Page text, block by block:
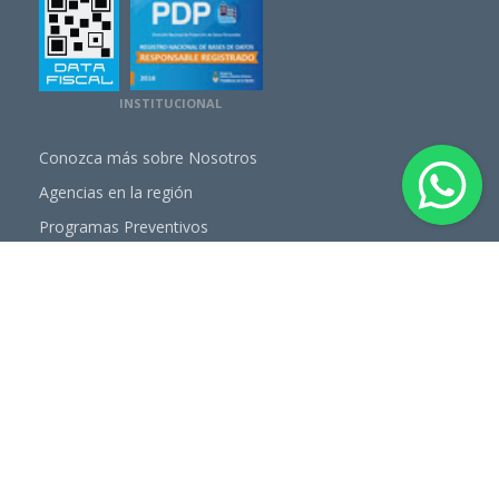
INSTITUCIONAL
Conozca más sobre Nosotros
Agencias en la región
Programas Preventivos